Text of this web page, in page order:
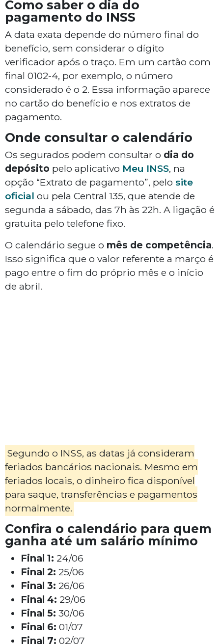
Como saber o dia do
pagamento do INSS
A data exata depende do número final do
benefício, sem considerar o dígito
verificador após o traço. Em um cartão com
final 0102-4, por exemplo, o número
considerado é o 2. Essa informação aparece
no cartão do benefício e nos extratos de
pagamento.
Onde consultar o calendário
Os segurados podem consultar o dia do
depósito pelo aplicativo Meu INSS, na
opção “Extrato de pagamento”, pelo site
oficial ou pela Central 135, que atende de
segunda a sábado, das 7h às 22h. A ligação é
gratuita pelo telefone fixo.
O calendário segue o mês de competência.
Isso significa que o valor referente a março é
pago entre o fim do próprio mês e o início
de abril.
Segundo o INSS, as datas já consideram
feriados bancários nacionais. Mesmo em
feriados locais, o dinheiro fica disponível
para saque, transferências e pagamentos
normalmente.
Confira o calendário para quem
ganha até um salário mínimo
Final 1: 24/06
Final 2: 25/06
Final 3: 26/06
Final 4: 29/06
Final 5: 30/06
Final 6: 01/07
Final 7: 02/07